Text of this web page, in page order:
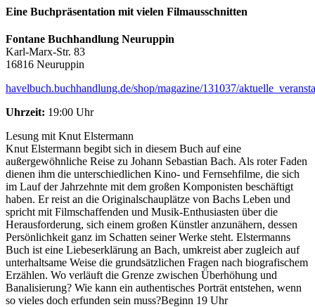
Eine Buchpräsentation mit vielen Filmausschnitten
Fontane Buchhandlung Neuruppin
Karl-Marx-Str. 83
16816 Neuruppin
havelbuch.buchhandlung.de/shop/magazine/131037/
Uhrzeit: 19:00 Uhr
Lesung mit Knut Elstermann
Knut Elstermann begibt sich in diesem Buch auf eine
außergewöhnliche Reise zu Johann Sebastian Bach. Als roter Faden
dienen ihm die unterschiedlichen Kino- und Fernsehfilme, die sich
im Lauf der Jahrzehnte mit dem großen Komponisten beschäftigt
haben. Er reist an die Originalschauplätze von Bachs Leben und
spricht mit Filmschaffenden und Musik-Enthusiasten über die
Herausforderung, sich einem großen Künstler anzunähern, dessen
Persönlichkeit ganz im Schatten seiner Werke steht. Elstermanns
Buch ist eine Liebeserklärung an Bach, umkreist aber zugleich auf
unterhaltsame Weise die grundsätzlichen Fragen nach biografischem
Erzählen. Wo verläuft die Grenze zwischen Überhöhung und
Banalisierung? Wie kann ein authentisches Porträt entstehen, wenn
so vieles doch erfunden sein muss?Beginn 19 Uhr